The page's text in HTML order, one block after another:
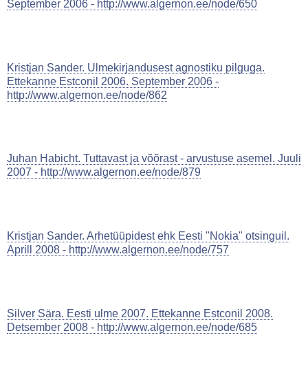
September 2006 - http://www.algernon.ee/node/650
Kristjan Sander. Ulmekirjandusest agnostiku pilguga.
Ettekanne Estconil 2006. September 2006 -
http://www.algernon.ee/node/862
Juhan Habicht. Tuttavast ja võõrast - arvustuse asemel. Juuli
2007 - http://www.algernon.ee/node/879
Kristjan Sander. Arhetüüpidest ehk Eesti "Nokia" otsinguil.
Aprill 2008 - http://www.algernon.ee/node/757
Silver Sära. Eesti ulme 2007. Ettekanne Estconil 2008.
Detsember 2008 - http://www.algernon.ee/node/685